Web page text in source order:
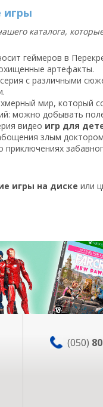
игры
каталога,
геймеров в
артефакты.
с различными
мир, который
можно добывать
видео игр для
злым
приключениях
игры на диске или
(050)